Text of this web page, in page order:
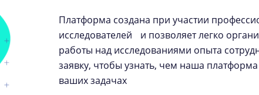
Платформа создана при участии
исследователей и позволяет легко
работы над исследованиями опыта
заявку, чтобы узнать, чем наша
ваших задачах